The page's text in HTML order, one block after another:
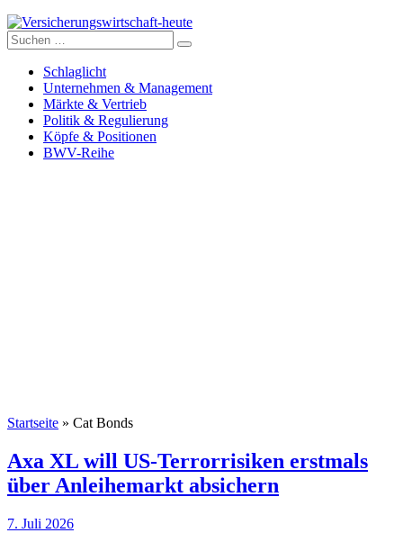
Versicherungswirtschaft-heute
Suche
nach:
Schlaglicht
Unternehmen & Management
Märkte & Vertrieb
Politik & Regulierung
Köpfe & Positionen
BWV-Reihe
Startseite » Cat Bonds
Axa XL will US-Terrorrisiken erstmals
über Anleihemarkt absichern
7. Juli 2026